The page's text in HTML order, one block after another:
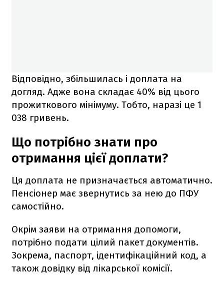
Відповідно, збільшилась і доплата на
догляд. Адже вона складає 40% від цього
прожиткового мінімуму. Тобто, наразі це 1
038 гривень.
Що потрібно знати про
отримання цієї доплати?
Ця доплата не призначається автоматично.
Пенсіонер має звернутись за нею до ПФУ
самостійно.
Окрім заяви на отримання допомоги,
потрібно подати цілий пакет документів.
Зокрема, паспорт, ідентифікаційний код, а
також довідку від лікарської комісії.